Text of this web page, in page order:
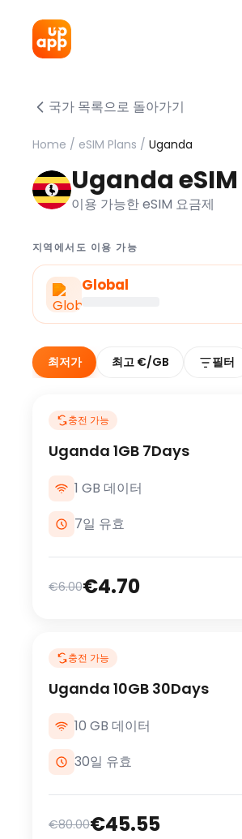
국가 목록으로 돌아가기
Home / eSIM Plans / Uganda
Uganda eSIM
이용 가능한 eSIM 요금제
지역에서도 이용 가능
Global
최저가 최고 €/GB 필터
충전 가능
Uganda 1GB 7Days
1 GB 데이터
7일 유효
€6.00€4.70
충전 가능
Uganda 10GB 30Days
10 GB 데이터
30일 유효
€80.00€45.55